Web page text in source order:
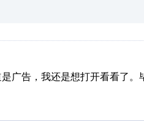
是广告，我还是想打开看看了